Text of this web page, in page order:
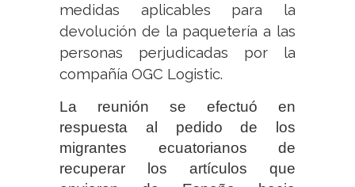
medidas aplicables para la
devolución de la paquetería a las
personas perjudicadas por la
compañía OGC Logistic.
La reunión se efectuó en
respuesta al pedido de los
migrantes ecuatorianos de
recuperar los artículos que